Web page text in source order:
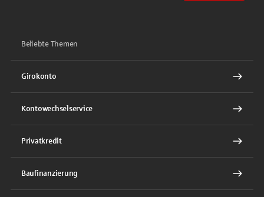
Beliebte Themen
Girokonto
Kontowechselservice
Privatkredit
Baufinanzierung